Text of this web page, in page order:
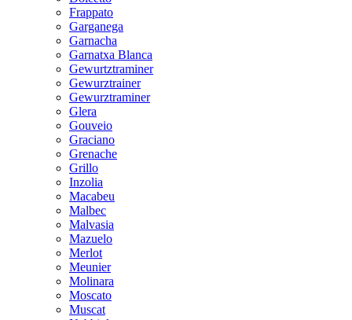
Frappato
Garganega
Garnacha
Garnatxa Blanca
Gewurtztraminer
Gewurztrainer
Gewurztraminer
Glera
Gouveio
Graciano
Grenache
Grillo
Inzolia
Macabeu
Malbec
Malvasia
Mazuelo
Merlot
Meunier
Molinara
Moscato
Muscat